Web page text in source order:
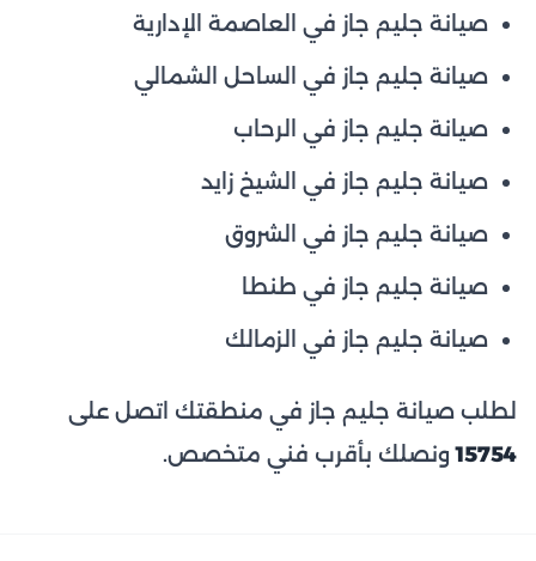
صيانة جليم جاز في العاصمة الإدارية
صيانة جليم جاز في الساحل الشمالي
صيانة جليم جاز في الرحاب
صيانة جليم جاز في الشيخ زايد
صيانة جليم جاز في الشروق
صيانة جليم جاز في طنطا
صيانة جليم جاز في الزمالك
لطلب صيانة جليم جاز في منطقتك اتصل على
15754ونصلك بأقرب فني متخصص.